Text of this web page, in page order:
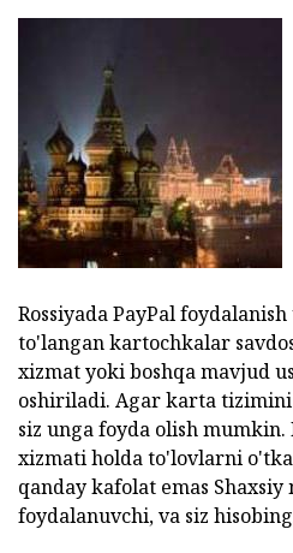
Rossiyada PayPal
to'langan kartochkalar
xizmat yoki boshqa mavjud
oshiriladi. Agar karta tizimini
siz unga foyda olish
xizmati holda to'lovlarni
qanday kafolat emas
foydalanuvchi, va siz